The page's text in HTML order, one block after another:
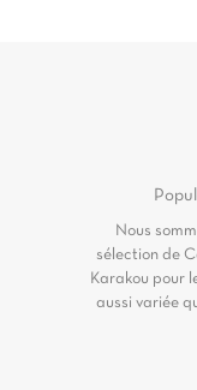
Nous
sélection de
Karakou pour
aussi variée